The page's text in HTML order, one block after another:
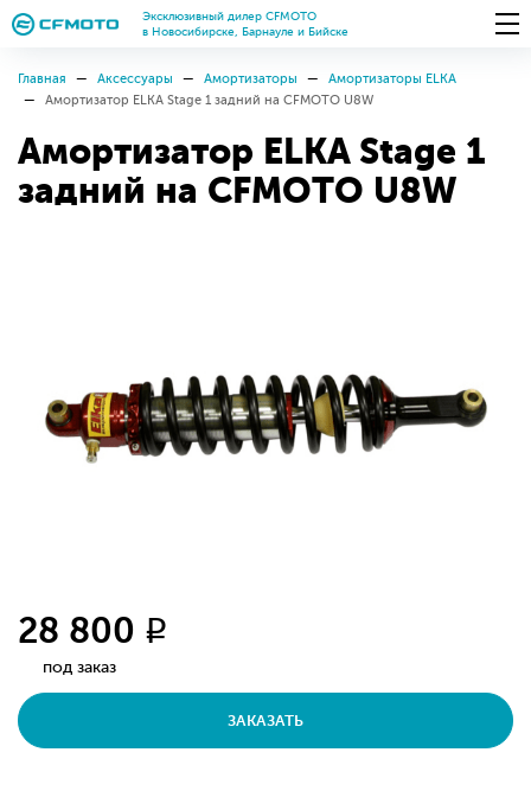
Эксклюзивный дилер CFMOTO
в Новосибирске, Барнауле и Бийске
Главная Аксессуары Амортизаторы
Амортизаторы ELKA
Амортизатор ELKA Stage 1 задний на CFMOTO U8W
Амортизатор ELKA Stage 1
задний на CFMOTO U8W
28 800 q
под заказ
ЗАКАЗАТЬ